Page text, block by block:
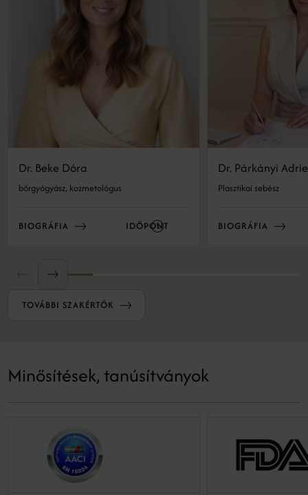
Dr. Beke Dóra
bőrgyógyász, kozmetológus
BIOGRÁFIA IDŐPONT
Dr. Párkányi
Plasztikai sebész
BIOGRÁFIA
TOVÁBBI SZAKÉRTŐK
Minősítések, tanúsítványok